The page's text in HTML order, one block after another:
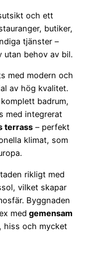
och ett
butiker,
tjänster –
utan behov av bil.
med modern och
av hög kvalitet.
badrum,
med integrerat
terrass – perfekt
klimat, som
rikligt med
vilket skapar
Byggnaden
med gemensam
hiss och mycket